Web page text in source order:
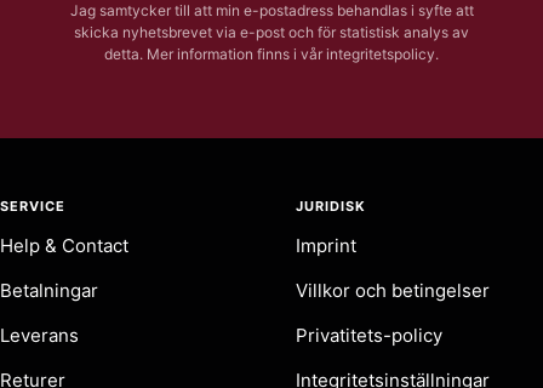
Jag samtycker till att min e-postadress behandlas i syfte att
skicka nyhetsbrevet via e-post och för statistisk analys av
detta. Mer information finns i vår integritetspolicy.
SERVICE
Help & Contact
Betalningar
Leverans
Returer
JURIDISK
Imprint
Villkor och betingelser
Privatitets-policy
Integritetsinställningar